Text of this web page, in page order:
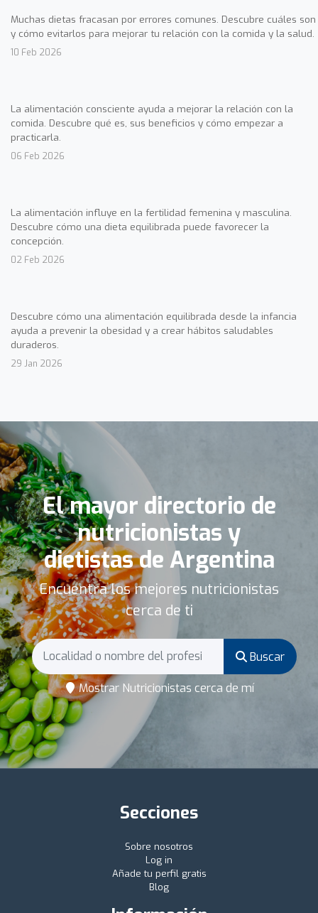
Muchas dietas fracasan por errores comunes. Descubre cuáles son
y cómo evitarlos para mejorar tu relación con la comida y la salud.
10 Feb 2026
La alimentación consciente ayuda a mejorar la relación con la
comida. Descubre qué es, sus beneficios y cómo empezar a
practicarla.
06 Feb 2026
La alimentación influye en la fertilidad femenina y masculina.
Descubre cómo una dieta equilibrada puede favorecer la
concepción.
02 Feb 2026
Descubre cómo una alimentación equilibrada desde la infancia
ayuda a prevenir la obesidad y a crear hábitos saludables
duraderos.
29 Jan 2026
El mayor directorio de
nutricionistas y
dietistas de Argentina
Encuentra los mejores nutricionistas
cerca de ti
Buscar
Mostrar Nutricionistas cerca de mí
Secciones
Sobre nosotros
Log in
Añade tu perfil gratis
Blog